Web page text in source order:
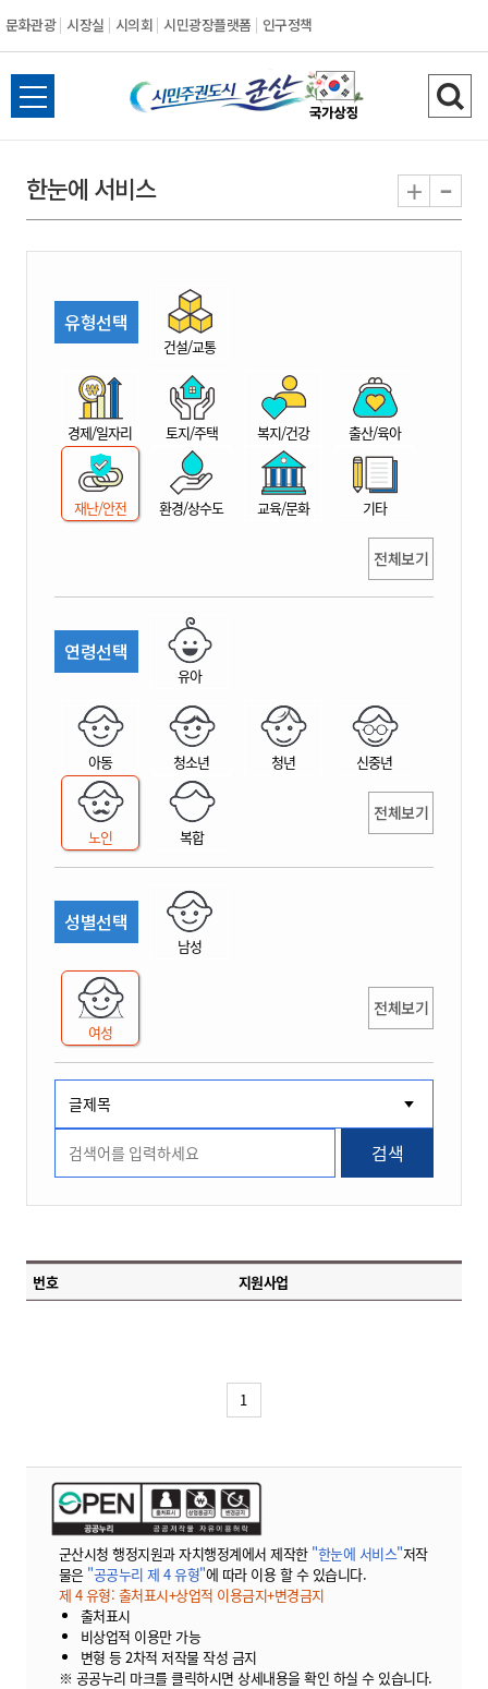
문화관광 시장실 시의회 시민광장플랫폼 인구정책
시
민
권
시
산
전
체
뉴
열
검
색
기
한눈에 서비스 + -
유형선택
건설/교통
경제/일자리 토지/주택 복지/건강 출산/육아
재난/안전 환경/상수도 교육/문화 기타
전체보기
연령선택
유아
아동 청소년 청년 신중년
노인 복합
전체보기
성별선택
남성
여성
전체보기
검색
번호 지원사업
1
군산시청 행정지원과 자치행정계에서 제작한 "한눈에 서비스"저작
물은 "공공누리 제 4 유형"에 따라 이용 할 수 있습니다.
제 4 유형: 출처표시+상업적 이용금지+변경금지
출처표시
비상업적 이용만 가능
변형 등 2차적 저작물 작성 금지
※ 공공누리 마크를 클릭하시면 상세내용을 확인 하실 수 있습니다.